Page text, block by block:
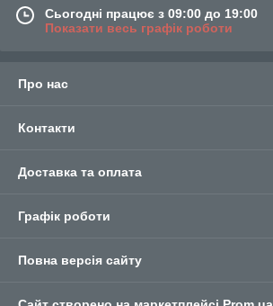
Сьогодні працює з 09:00 до 19:00
Показати весь графік роботи
Про нас
Контакти
Доставка та оплата
Графік роботи
Повна версія сайту